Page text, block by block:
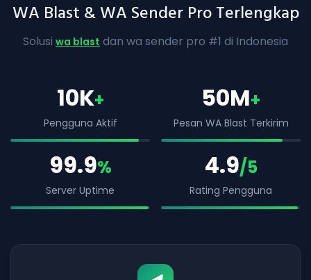
WA Blast & WA Sender Pro Terlengkap
Solusi wa blast dan wa sender pro #1 di Indonesia
10K+
Pengguna Aktif
50M+
Pesan WA Blast Terkirim
99.9%
Server Uptime
4.9/5
Rating Pengguna